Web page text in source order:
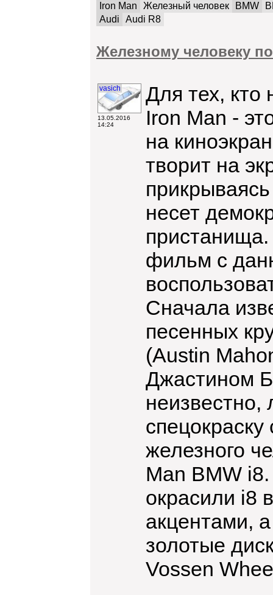
Iron Man Железный человек BMW
Audi
Audi R8
Железному человеку
vasich
13.05.2016
14:24
Для тех, кто
Iron Man -
на
творит на
несет
фильм с
Сначала
песенных
(Austin
Джастином
неизвестно,
железного
Man BMW
окрасили i8
акцентами,
золотые
Vossen